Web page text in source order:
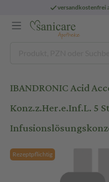
versandkostenfrei
IBANDRONIC Acid
Konz.z.Her.e.Inf.L. 5 St
Rezeptpflichtig